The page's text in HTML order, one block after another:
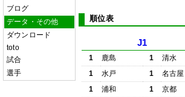
ブログ
データ・その他
ダウンロード
toto
試合
選手
順位表
J1
1 鹿島 1
清水
1
水戸 1
名古屋
1
浦和 1
京都